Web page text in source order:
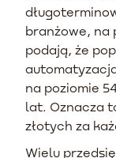
branżowe, na
podają, że
na poziomie
lat. Oznacza
złotych za
Wielu